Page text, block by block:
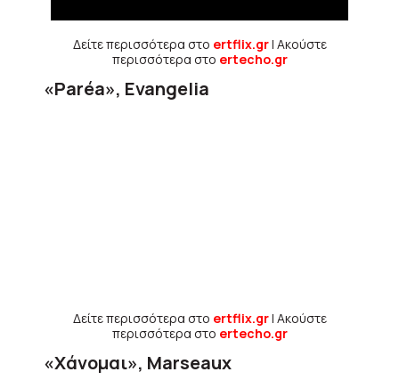
Δείτε περισσότερα στο ertflix.gr| Ακούστε
περισσότερα στο ertecho.gr
«Paréa», Evangelia
Δείτε περισσότερα στο ertflix.gr| Ακούστε
περισσότερα στο ertecho.gr
«Χάνομαι», Marseaux